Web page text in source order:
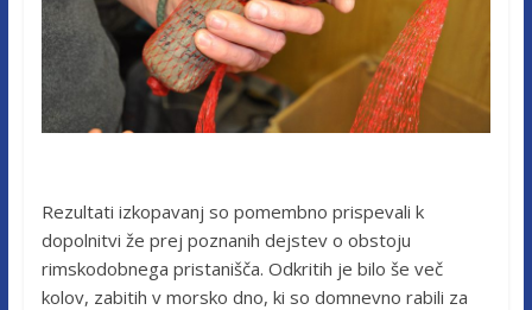
Rezultati izkopavanj so pomembno prispevali k
dopolnitvi že prej poznanih dejstev o obstoju
rimskodobnega pristanišča. Odkritih je bilo še več
kolov, zabitih v morsko dno, ki so domnevno rabili za